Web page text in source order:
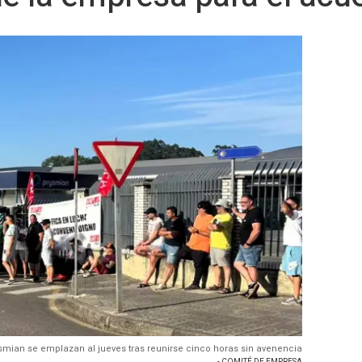
se emplazan al jueves tras reunirse cinco horas sin avenencia